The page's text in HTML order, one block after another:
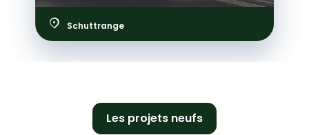
Luxembourg
Les projets neufs